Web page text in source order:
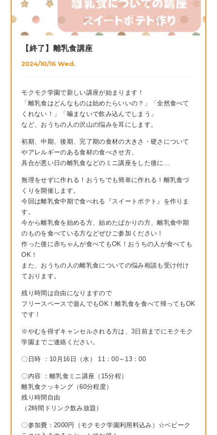
【終了】離乳食講座
2024/10/16 Wed.
モクモク学園で新しい講座が始まります！
「離乳食はどんなものは始めたらいいの？」「全然食べて
くれない！」「噛まないで飲み込んでしまう」
など、おうちの人の沢山の悩みを耳にします。
初期、中期、後期、完了期の食材の大きさ・硬さについて
やアレルギーのある食材の食べさせ方、
具合が悪い日の離乳食などのミニ講座をした後に…
無理をせずに作れる！おうちでも簡単に作れる！離乳食づ
くりを開催します。
今回は離乳食中期で食べれる『スイートポテト』を作りま
す。
今から離乳食を始める方、始めたばかりの方、離乳食中期
のものを食べている方などぜひご参加ください！
作った後に赤ちゃんが食べてもOK！おうちの人が食べても
OK！
また、おうちの人の離乳食についての悩み相談も受け付け
ております。
残り時間は自由になりますので
フリースペースで遊んでもOK！離乳食を食べて帰ってもOK
です！
※やむを得ずキャンセルされる方は、3日前までにモクモク
学園までご連絡ください。
〇日時 ：10月16 日（水 ） 11：00～13：00
〇内容 ：離乳食ミニ講座 （15分程）
離乳食クッキング（60分程度）
残り時間自由
（2時間ドリンク飲み放題）
〇参加費：2000円（モクモク学園利用料込み）☆ベビーク